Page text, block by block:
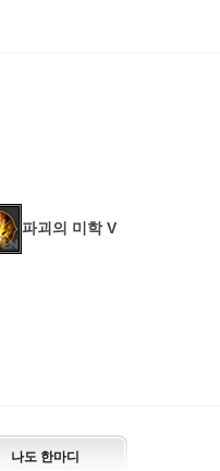
파괴의 미학 V
나도 한마디